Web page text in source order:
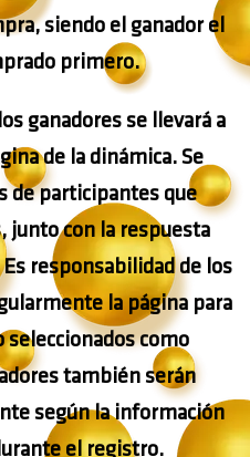
siendo el ganador el
primero.
ganadores se llevará a
de la dinámica. Se
de participantes que
junto con la respuesta
responsabilidad de los
la página para
seleccionados como
también serán
según la información
el registro.